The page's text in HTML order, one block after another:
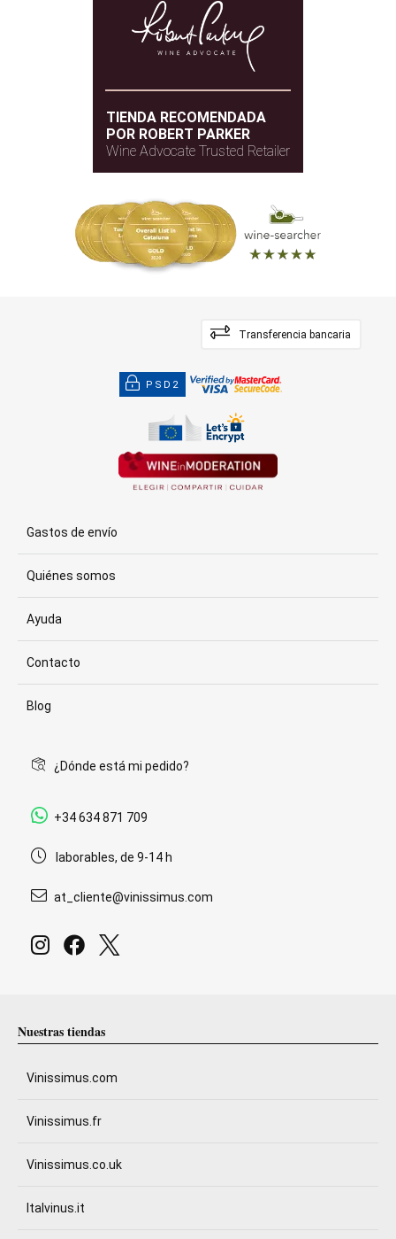
TIENDA RECOMENDADA
POR ROBERT PARKER
Wine Advocate Trusted Retailer
Transferencia bancaria
PSD2
Gastos de envío
Quiénes somos
Ayuda
Contacto
Blog
¿Dónde está mi pedido?
+34 634 871 709
laborables, de 9-14 h
at_cliente@vinissimus.com
Nuestras tiendas
Vinissimus.com
Vinissimus.fr
Vinissimus.co.uk
Italvinus.it